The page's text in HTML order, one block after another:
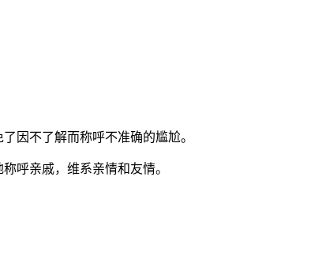
因不了解而称呼不准确的尴尬。
呼亲戚，维系亲情和友情。